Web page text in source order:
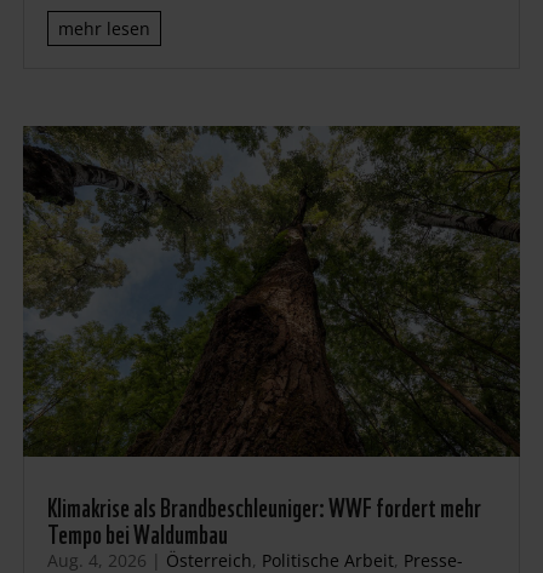
mehr lesen
Klimakrise als Brandbeschleuniger: WWF fordert mehr
Tempo bei Waldumbau
Aug. 4, 2026 | Österreich, Politische Arbeit, Presse-